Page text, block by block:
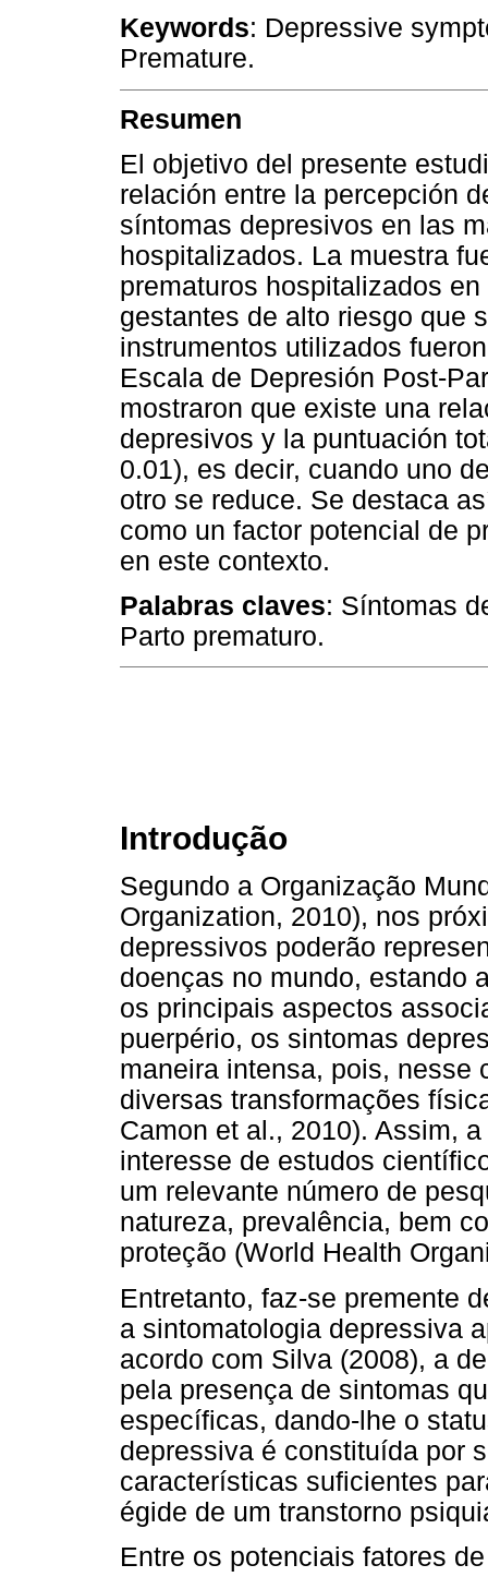
Keywords: Depressive
Premature.
Resumen
El objetivo del presente
relación entre la percepción
síntomas depresivos en las
hospitalizados. La muestra
prematuros hospitalizados
gestantes de alto riesgo que
instrumentos utilizados
Escala de Depresión Post-
mostraron que existe una
depresivos y la puntuación
0.01), es decir, cuando uno
otro se reduce. Se destaca
como un factor potencial de
en este contexto.
Palabras claves: Síntomas
Parto prematuro.
Introdução
Segundo a Organização
Organization, 2010), nos
depressivos poderão
doenças no mundo, estando
os principais aspectos
puerpério, os sintomas
maneira intensa, pois, nesse
diversas transformações
Camon et al., 2010). Assim,
interesse de estudos
um relevante número de
natureza, prevalência, bem
proteção (World Health
Entretanto, faz-se premente
a sintomatologia depressiva
acordo com Silva (2008), a
pela presença de sintomas
específicas, dando-lhe o
depressiva é constituída por
características suficientes
égide de um transtorno
Entre os potenciais fatores